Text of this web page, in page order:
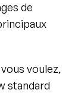
de
voulez,
standard